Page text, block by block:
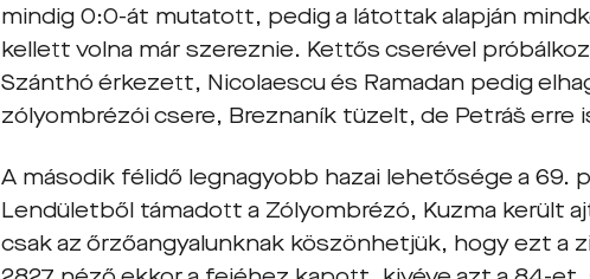
mindig 0:0-át mutatott, pedig a látottak alapján
kellett volna már szereznie. Kettős cserével
Szánthó érkezett, Nicolaescu és Ramadan pedig
zólyombrézói csere, Breznaník tüzelt, de Petráš erre
A második félidő legnagyobb hazai lehetősége a 69.
Lendületből támadott a Zólyombrézó, Kuzma került
csak az őrzőangyalunknak köszönhetjük, hogy ezt a